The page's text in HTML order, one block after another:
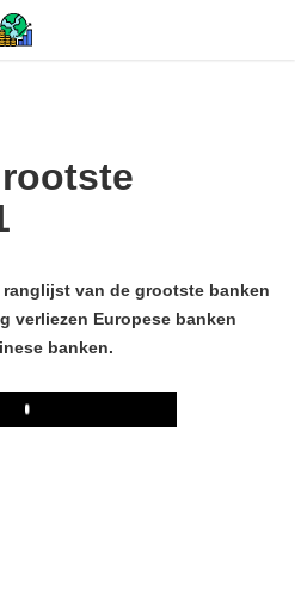
van de grootste banken
verliezen Europese banken
banken.
Play